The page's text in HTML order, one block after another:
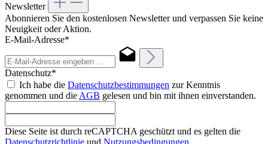
Newsletter
Abonnieren Sie den kostenlosen Newsletter und verpassen Sie keine
Neuigkeit oder Aktion.
E-Mail-Adresse*
Datenschutz*
Ich habe die Datenschutzbestimmungen zur Kenntnis
genommen und die AGB gelesen und bin mit ihnen einverstanden.
Diese Seite ist durch reCAPTCHA geschützt und es gelten die
Datenschutzrichtlinie und Nutzungsbedingungen.